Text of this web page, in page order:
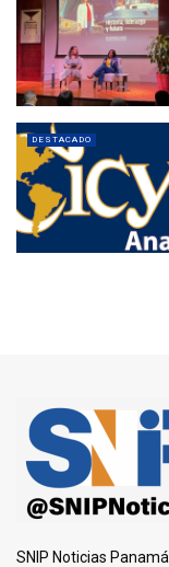
DESTACADO
SNIP Noticias Panamá